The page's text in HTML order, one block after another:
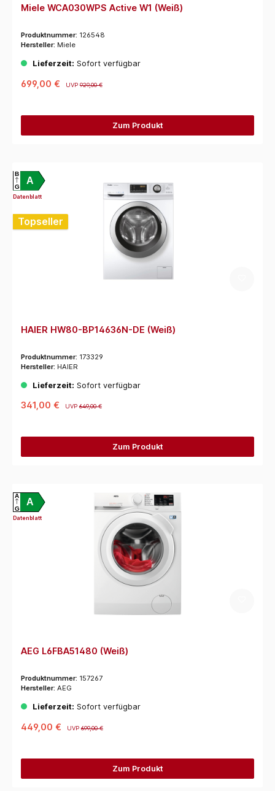
Miele WCA030WPS Active W1 (Weiß)
Produktnummer: 126548
Hersteller: Miele
Lieferzeit: Sofort verfügbar
699,00 € UVP929,00 €
Zum Produkt
A
B
G
Datenblatt
Topseller
HAIER HW80-BP14636N-DE (Weiß)
Produktnummer: 173329
Hersteller: HAIER
Lieferzeit: Sofort verfügbar
341,00 € UVP649,00 €
Zum Produkt
A
A
G
Datenblatt
AEG L6FBA51480 (Weiß)
Produktnummer: 157267
Hersteller: AEG
Lieferzeit: Sofort verfügbar
449,00 € UVP699,00 €
Zum Produkt